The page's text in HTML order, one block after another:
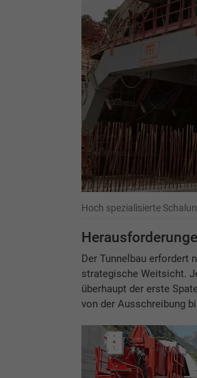
Hoch spezialisierte
Der Tunnelbau erfordert
strategische Weitsicht.
überhaupt der erste
von der Ausschreibung